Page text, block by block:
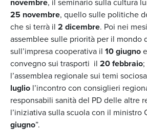
25 novembre, quello sulle politiche
che si terrà il 2 dicembre. Poi nei
assemblee sulle priorità per il mondo
sull’impresa cooperativa il 10 giugno
convegno sui trasporti il 20 febbraio;
l’assemblea regionale sui temi
luglio l’incontro con consiglieri
responsabili sanità del PD delle altre
l’iniziativa sulla scuola con il ministro
giugno”.